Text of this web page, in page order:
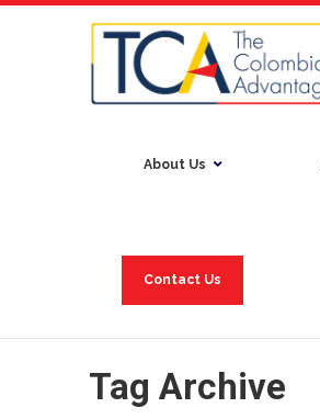
About Us
Contact Us
Tag Archive